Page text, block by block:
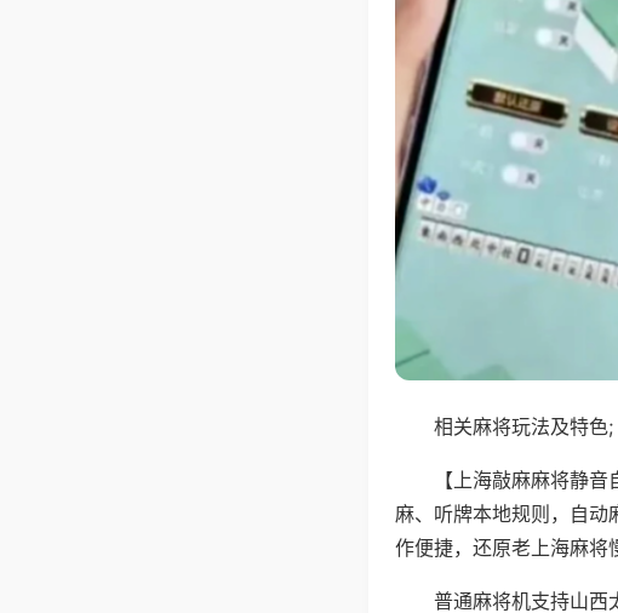
相关麻将玩法及特色;
【上海敲麻麻将静
麻、听牌本地规则，自
作便捷，还原老上海麻将
普通麻将机支持山西